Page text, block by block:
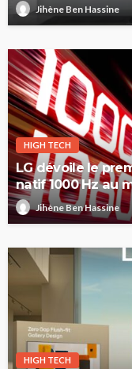
Jihène Ben Hassine
HIGH TECH
LG dévoile le
natif 1000 Hz au
Jihène Ben Hassine
HIGH TECH